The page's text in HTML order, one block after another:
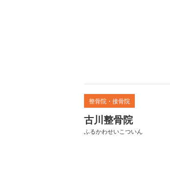
整骨院・接骨院
古川整骨院
ふるかわせいこついん